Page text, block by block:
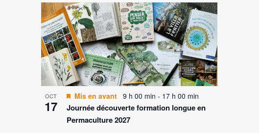
OCT
17
Journée découverte formation longue en
Permaculture 2027
Mis en avant 9 h 00 min - 17 h 00 min